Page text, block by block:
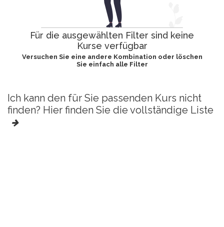
Für die ausgewählten Filter sind keine
Kurse verfügbar
Versuchen Sie eine andere Kombination oder löschen
Sie einfach alle Filter
Ich kann den für Sie passenden Kurs nicht
finden? Hier finden Sie die vollständige Liste